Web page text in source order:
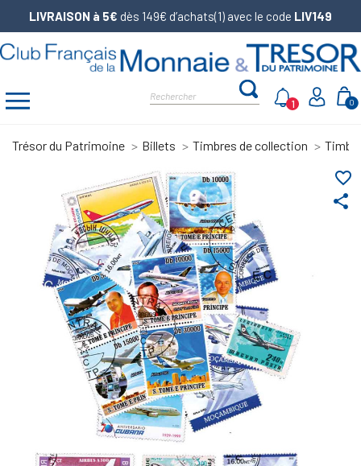
LIVRAISON à 5€ dès 149€ d’achats(1) avec le code LIV149
0
1
Trésor du Patrimoine Billets Timbres de collection
share
favorite_border